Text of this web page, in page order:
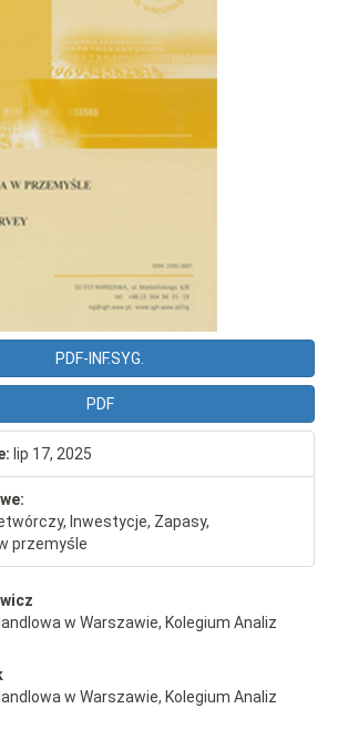
PDF-INF.SYG.
PDF
lip 17, 2025
Inwestycje, Zapasy,
przemyśle
w Warszawie, Kolegium Analiz
w Warszawie, Kolegium Analiz